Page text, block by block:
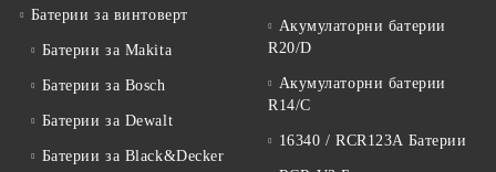
Батерии за винтоверт
Батерии за Makita
Батерии за Bosch
Батерии за Dewalt
Батерии за Black&Decker
Акумулаторни батерии
R20/D
Акумулаторни батерии
R14/C
16340 / RCR123A Батерии